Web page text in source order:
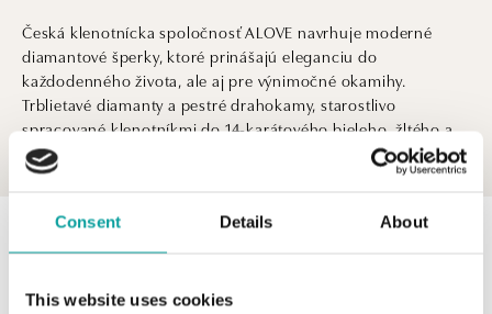
Consent Details About
This website uses cookies
Česká klenotnícka spoločnosť ALOVE navrhuje moderné
diamantové šperky, ktoré prinášajú eleganciu do
každodenného života, ale aj pre výnimočné okamihy.
Trblietavé diamanty a pestré drahokamy, starostlivo
spracované klenotníkmi do 14-karátového bieleho, žltého a
ružového zlata, predstavujú ten najkrajší dar, ktorý poteší
vašich blízkych pri každej príležitosti.
Zobraziť viac
V katalógu nie sú žiadne produkty.